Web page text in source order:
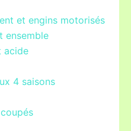
et engins motorisés
ensemble
acide
4 saisons